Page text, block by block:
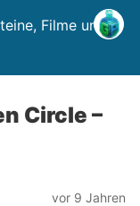
Filme und
Circle –
vor 9 Jahren